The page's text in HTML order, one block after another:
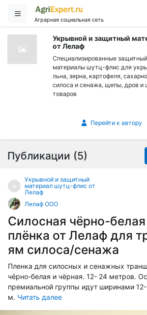
Аграрная социальная сеть
Укрывной и защитный
от Лелаф
Специализированные
материалы шутц-флис для
льна, зерна, картофеля,
силоса и сенажа, щепы, дров и
товаров
Перейти к автору
Публикации (5)
Укрывной и защитный
материал шутц-флис от
Лелаф
Лелаф ООО
Силосная чёрно-
плёнка от Лелаф для
ям силоса/сенажа
Пленка для силосных и сенажных
чёрно-белая и чёрная. 12- 24 метров.
премиальной группы идут ширинами
м. Читать далее